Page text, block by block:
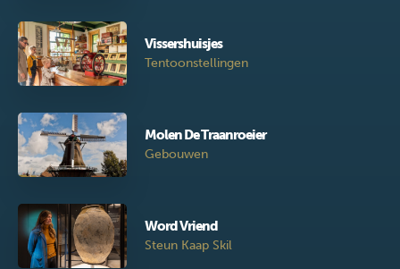
Vissershuisjes
Tentoonstellingen
Molen De Traanroeier
Gebouwen
Word Vriend
Steun Kaap Skil